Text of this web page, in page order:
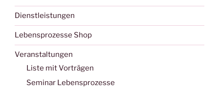
Dienstleistungen
Lebensprozesse Shop
Veranstaltungen
Liste mit Vorträgen
Seminar Lebensprozesse